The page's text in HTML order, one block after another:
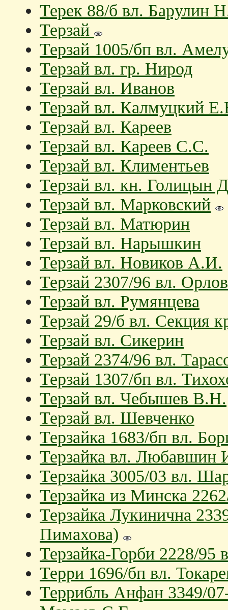
Терек 88/б вл. Барулин
Терзай
Терзай 1005/бп вл.
Терзай вл. гр. Нирод
Терзай вл. Иванов
Терзай вл. Калмуцкий
Терзай вл. Кареев
Терзай вл. Кареев С.С.
Терзай вл. Климентьев
Терзай вл. кн. Голицын
Терзай вл. Марковский
Терзай вл. Матюрин
Терзай вл. Нарышкин
Терзай вл. Новиков А.И.
Терзай 2307/96 вл.
Терзай вл. Румянцева
Терзай 29/б вл. Секция
Терзай вл. Сикерин
Терзай 2374/96 вл.
Терзай 1307/бп вл.
Терзай вл. Чебышев В.Н.
Терзай вл. Шевченко
Терзайка 1683/бп вл.
Терзайка вл. Любавшин
Терзайка 3005/03 вл.
Терзайка из Минска
Терзайка Лукинична
Пимахова)
Терзайка-Горби 2228/95
Терри 1696/бп вл.
Террибль Анфан 3349/